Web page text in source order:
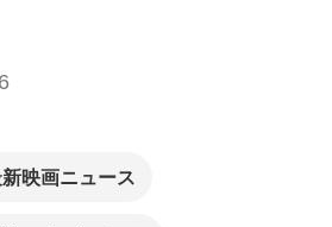
映画ニュース